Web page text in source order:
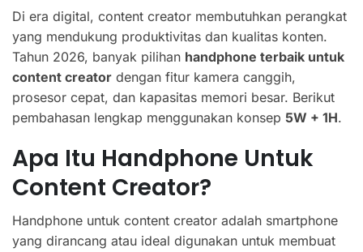
Di era digital, content creator membutuhkan perangkat
yang mendukung produktivitas dan kualitas konten.
Tahun 2026, banyak pilihan handphone terbaik untuk
content creator dengan fitur kamera canggih,
prosesor cepat, dan kapasitas memori besar. Berikut
pembahasan lengkap menggunakan konsep 5W + 1H.
Apa Itu Handphone Untuk
Content Creator?
Handphone untuk content creator adalah smartphone
yang dirancang atau ideal digunakan untuk membuat